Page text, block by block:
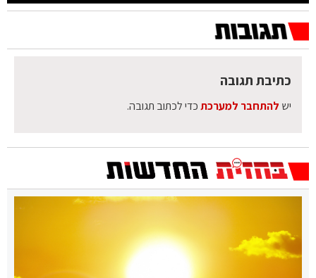
כתיבת תגובה
יש להתחבר למערכתכדי לכתוב תגובה.